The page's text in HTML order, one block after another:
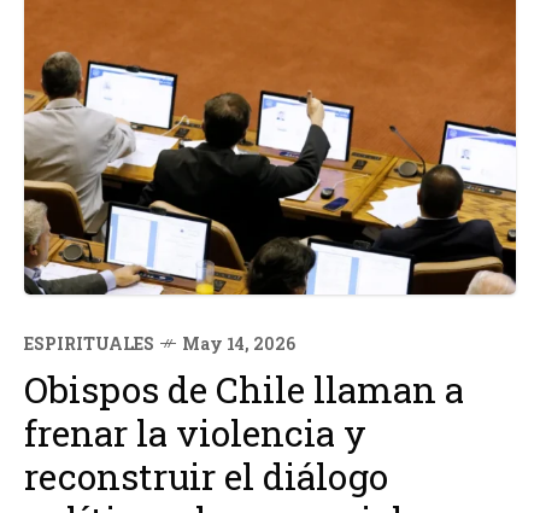
ESPIRITUALES May 14, 2026
Obispos de Chile llaman a
frenar la violencia y
reconstruir el diálogo